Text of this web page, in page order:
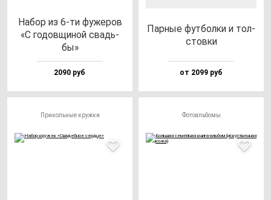
Набор из 6-ти фу­же­ров
«С го­дов­щи­ной свадь­
бы»
2090 руб
Пар­ные фут­бол­ки и тол­
стов­ки
от 2099 руб
Прикольные кружки Фотоальбомы